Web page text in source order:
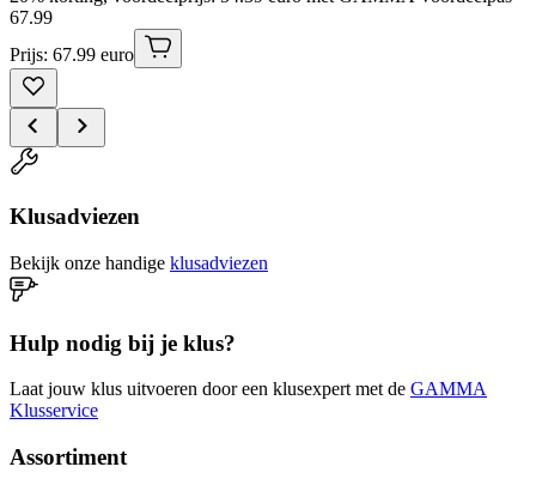
67.99
Prijs: 67.99 euro
Klusadviezen
Bekijk onze handige klusadviezen
Hulp nodig bij je klus?
Laat jouw klus uitvoeren door een klusexpert met de GAMMA
Klusservice
Assortiment